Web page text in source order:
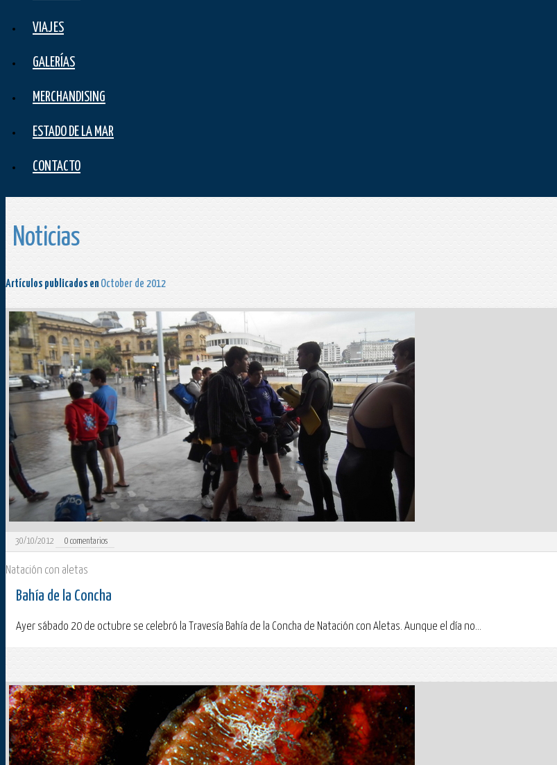
VIAJES
GALERÍAS
MERCHANDISING
ESTADO DE LA MAR
CONTACTO
Noticias
Artículos publicados en October de 2012
30/10/2012 0 comentarios
Natación con aletas
Bahía de la Concha
Ayer sábado 20 de octubre se celebró la Travesía Bahía de la Concha de Natación con Aletas. Aunque el día no...